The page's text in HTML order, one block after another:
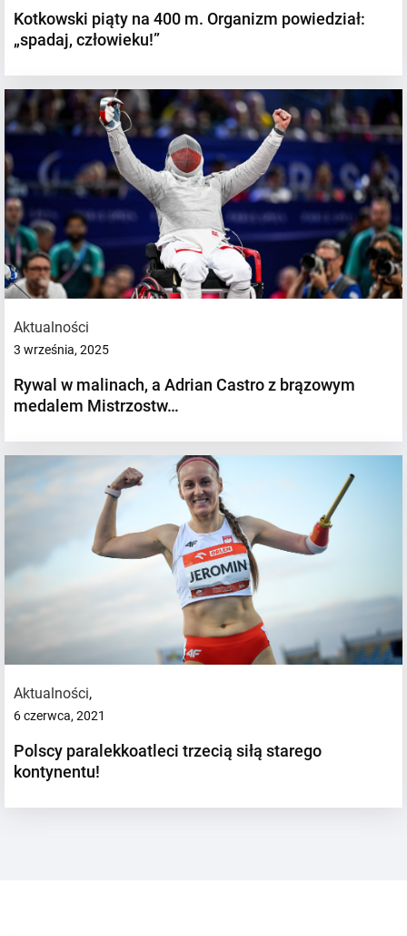
Kotkowski piąty na 400 m. Organizm powiedział:
„spadaj, człowieku!”
Aktualności
3 września, 2025
Rywal w malinach, a Adrian Castro z brązowym
medalem Mistrzostw…
Aktualności,
6 czerwca, 2021
Polscy paralekkoatleci trzecią siłą starego
kontynentu!